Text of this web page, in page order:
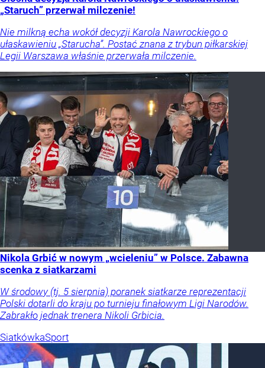
„Staruch” przerwał milczenie!
Nie milkną echa wokół decyzji Karola Nawrockiego o
ułaskawieniu „Starucha”. Postać znana z trybun piłkarskiej
Legii Warszawa właśnie przerwała milczenie.
Nikola Grbić w nowym „wcieleniu” w Polsce. Zabawna
scenka z siatkarzami
W środowy (tj. 5 sierpnia) poranek siatkarze reprezentacji
Polski dotarli do kraju po turnieju finałowym Ligi Narodów.
Zabrakło jednak trenera Nikoli Grbicia.
SiatkówkaSport